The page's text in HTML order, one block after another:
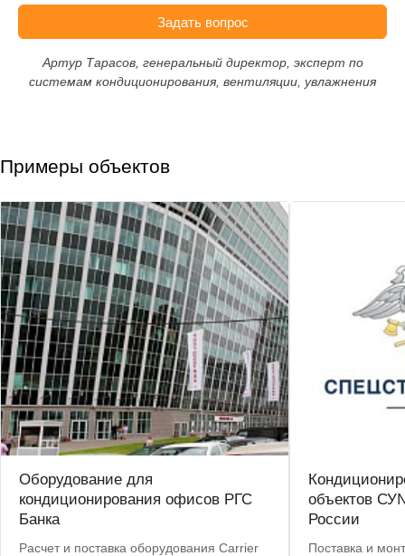
Задать вопрос
Артур Тарасов, генеральный директор, эксперт по
системам кондиционирования, вентиляции, увлажнения
Примеры объектов
Оборудование для
кондиционирования офисов РГС
Банка
Расчет и поставка оборудования Carrier
объектов
России
Поставка и